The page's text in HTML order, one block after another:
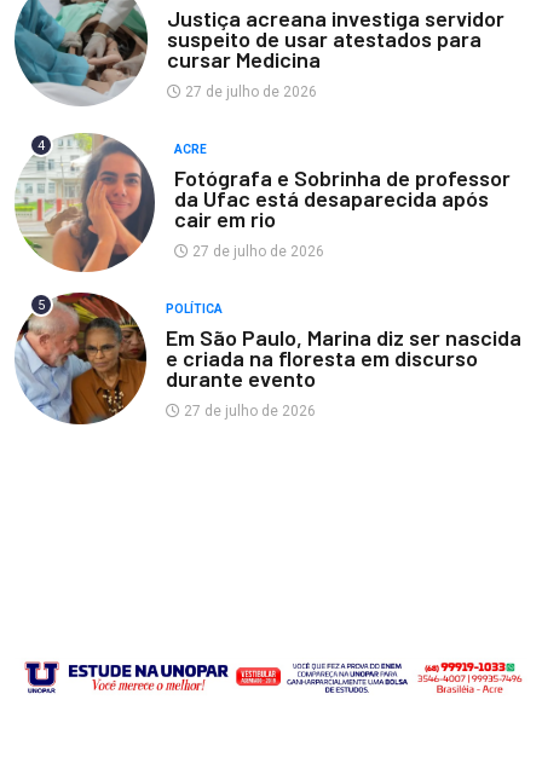
Justiça acreana investiga servidor
suspeito de usar atestados para
cursar Medicina
27 de julho de 2026
4 ACRE
Fotógrafa e Sobrinha de professor
da Ufac está desaparecida após
cair em rio
27 de julho de 2026
5 POLÍTICA
Em São Paulo, Marina diz ser nascida
e criada na floresta em discurso
durante evento
27 de julho de 2026